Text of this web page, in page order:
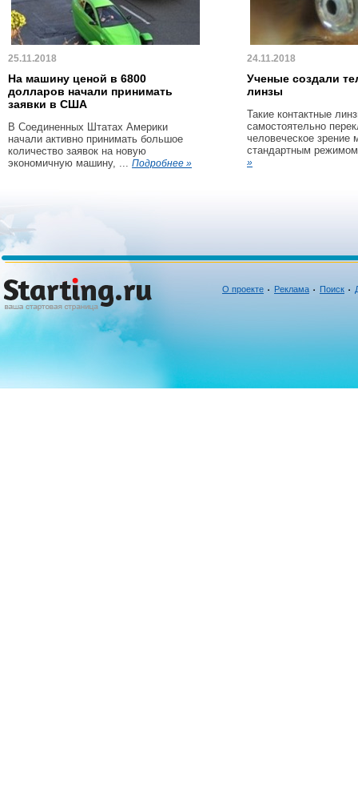
25.11.2018
На машину ценой в 6800
долларов начали принимать
заявки в США
В Соединенных Штатах Америки
начали активно принимать большое
количество заявок на новую
экономичную машину, ... Подробнее »
24.11.2018
Ученые создали
линзы
Такие контактные
самостоятельно
человеческое зрение
стандартным
»
О проекте Реклама Поиск